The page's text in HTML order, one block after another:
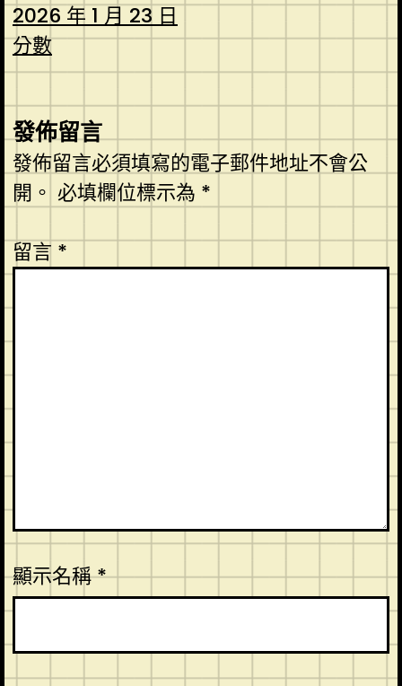
2026 年 1 月 23 日
分數
發佈留言
發佈留言必須填寫的電子郵件地址不會公
開。 必填欄位標示為 *
留言 *
顯示名稱*